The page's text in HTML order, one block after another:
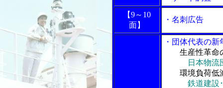
【9～10
面】
・名刺広告
・団体代表の
生産性革命
日本物
環境負荷低減
鉄道建設